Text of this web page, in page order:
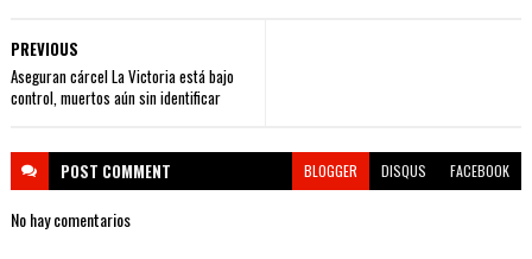
PREVIOUS
Aseguran cárcel La Victoria está bajo
control, muertos aún sin identificar
POST COMMENT BLOGGER DISQUS FACEBOOK
No hay comentarios